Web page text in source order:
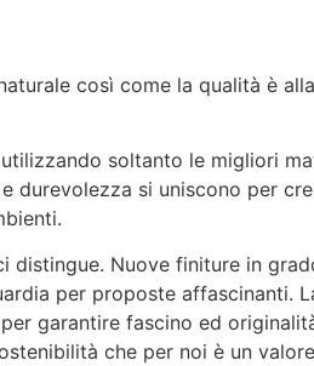
così come la qualità è
soltanto le migliori
durevolezza si uniscono per
distingue. Nuove finiture in
per proposte affascinanti.
per garantire fascino ed
che per noi è un